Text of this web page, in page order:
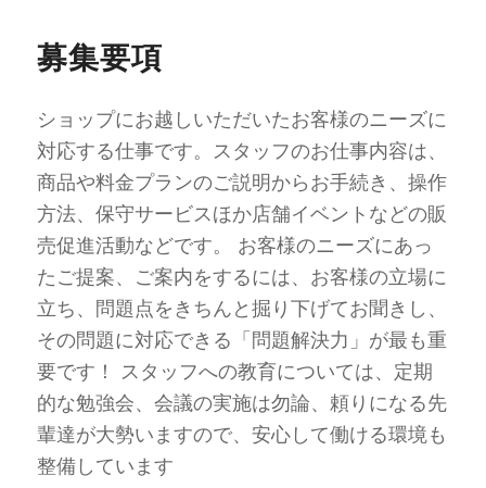
募集要項
ショップにお越しいただいたお客様のニーズに
対応する仕事です。スタッフのお仕事内容は、
商品や料金プランのご説明からお手続き、操作
方法、保守サービスほか店舗イベントなどの販
売促進活動などです。 お客様のニーズにあっ
たご提案、ご案内をするには、お客様の立場に
立ち、問題点をきちんと掘り下げてお聞きし、
その問題に対応できる「問題解決力」が最も重
要です！ スタッフへの教育については、定期
的な勉強会、会議の実施は勿論、頼りになる先
輩達が大勢いますので、安心して働ける環境も
整備しています